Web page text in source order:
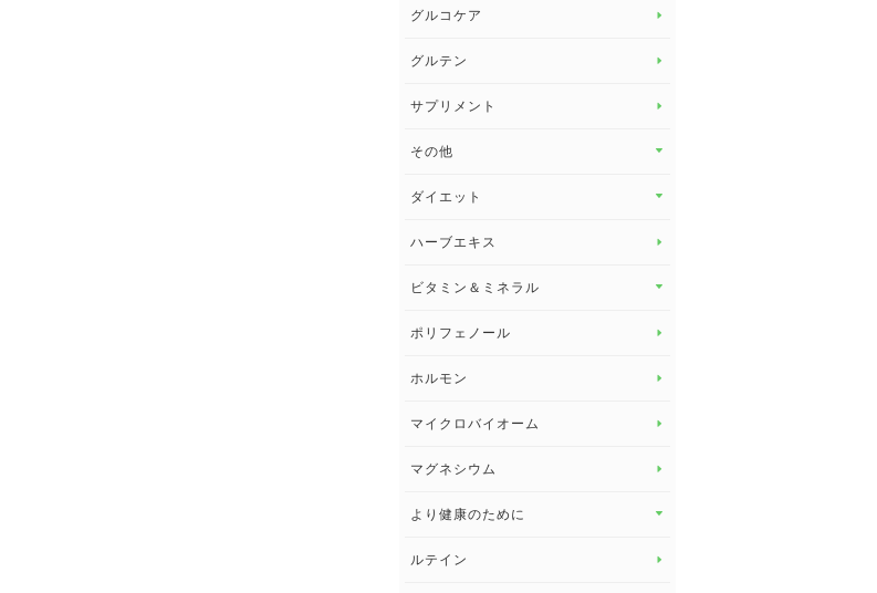
グルコケア
グルテン
サプリメント
その他
その他 トップ
健康セミナー
ダイエット
ダイエット トップ
ハーブエキス
ビタミン＆ミネラル
ビタミン＆ミネラル トップ
ビタミンE
ポリフェノール
ホルモン
マイクロバイオーム
マグネシウム
より健康のために
より健康のために トップ
ルテイン